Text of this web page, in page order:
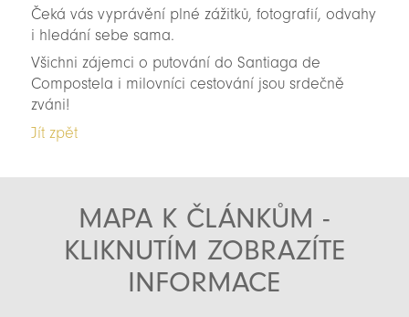
Čeká vás vyprávění plné zážitků, fotografií, odvahy
i hledání sebe sama.
Všichni zájemci o putování do Santiaga de
Compostela i milovníci cestování jsou srdečně
zváni!
Jít zpět
MAPA K ČLÁNKŮM -
KLIKNUTÍM ZOBRAZÍTE
INFORMACE